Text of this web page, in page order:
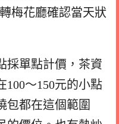
梅花廳確認當天狀
採單點計價，茶資
100～150元的小點
包都在這個範圍